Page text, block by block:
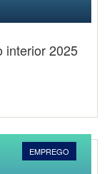
interior 2025
EMPREGO